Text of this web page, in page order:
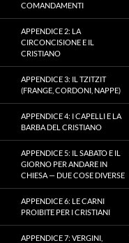
COMANDAMENTI
APPENDICE 2: LA
CIRCONCISIONE E IL
CRISTIANO
APPENDICE 3: IL TZITZIT
(FRANGE, CORDONI, NAPPE)
APPENDICE 4: I CAPELLI E LA
BARBA DEL CRISTIANO
APPENDICE 5: IL SABATO E IL
GIORNO PER ANDARE IN
CHIESA — DUE COSE DIVERSE
APPENDICE 6: LE CARNI
PROIBITE PER I CRISTIANI
APPENDICE 7: VERGINI,